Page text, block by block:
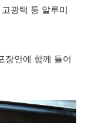
광택 통 알루미
장안에 함께 들어